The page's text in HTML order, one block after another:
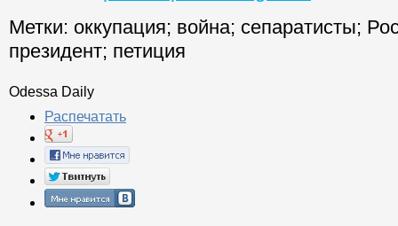
Метки: оккупация; война; сепаратисты;
президент; петиция
Odessa Daily
Распечатать